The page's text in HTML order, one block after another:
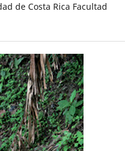
de Costa Rica Facultad